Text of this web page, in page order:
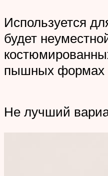
Используется
будет
пышных формах
Не лучший